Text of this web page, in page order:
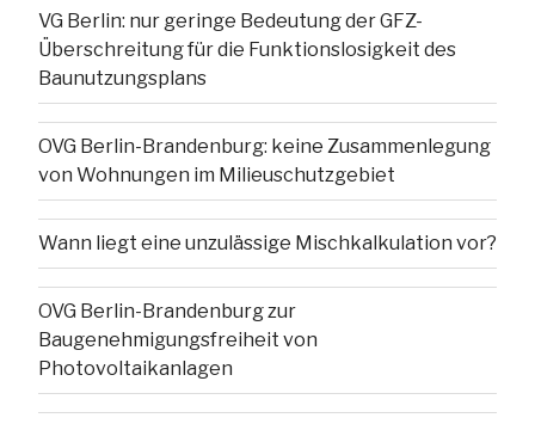
VG Berlin: nur geringe Bedeutung der GFZ-
Überschreitung für die Funktionslosigkeit des
Baunutzungsplans
OVG Berlin-Brandenburg: keine Zusammenlegung
von Wohnungen im Milieuschutzgebiet
Wann liegt eine unzulässige Mischkalkulation vor?
OVG Berlin-Brandenburg zur
Baugenehmigungsfreiheit von
Photovoltaikanlagen